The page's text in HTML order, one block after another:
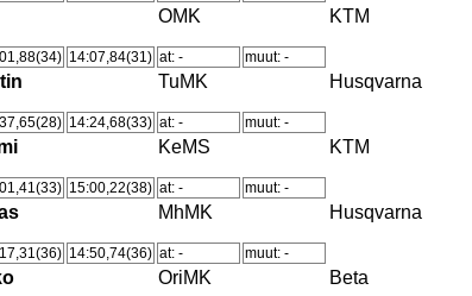
OMK KTM
14:07,84(31) at: - muut: -
TuMK Husqvarna
14:24,68(33) at: - muut: -
KeMS KTM
15:00,22(38) at: - muut: -
MhMK Husqvarna
14:50,74(36) at: - muut: -
OriMK Beta